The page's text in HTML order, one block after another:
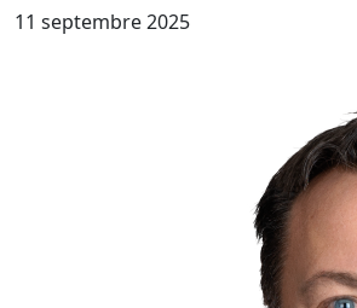
11 septembre 2025